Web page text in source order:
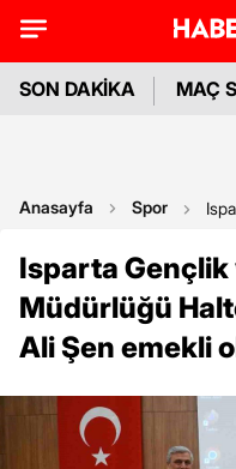
SON DAKİKA MAÇ
Anasayfa Spor
Isparta Gençlik
Müdürlüğü
Ali Şen emekli